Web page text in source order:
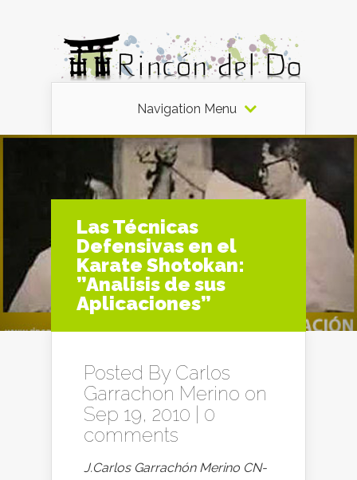
Navigation Menu
Las Técnicas
Defensivas en el
Karate Shotokan:
”Analisis de sus
Aplicaciones”
Posted By Carlos
Garrachon Merino on
Sep 19, 2010 | 0
comments
J.Carlos Garrachón Merino CN-